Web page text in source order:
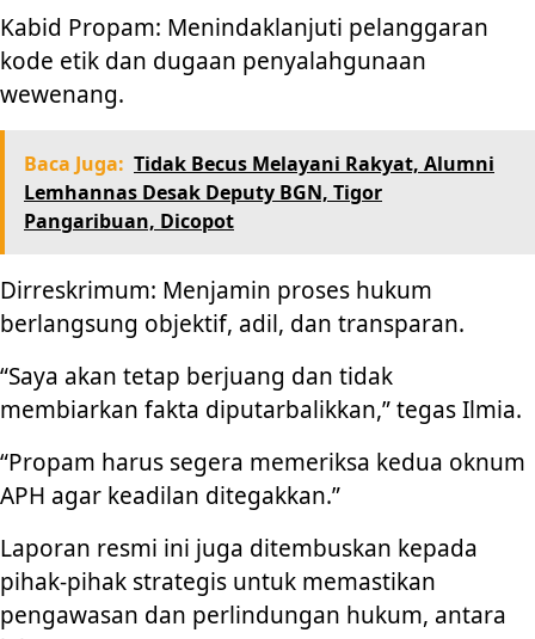
Kabid Propam: Menindaklanjuti pelanggaran
kode etik dan dugaan penyalahgunaan
wewenang.
Baca Juga: Tidak Becus Melayani Rakyat, Alumni
Lemhannas Desak Deputy BGN, Tigor
Pangaribuan, Dicopot
Dirreskrimum: Menjamin proses hukum
berlangsung objektif, adil, dan transparan.
“Saya akan tetap berjuang dan tidak
membiarkan fakta diputarbalikkan,” tegas Ilmia.
“Propam harus segera memeriksa kedua oknum
APH agar keadilan ditegakkan.”
Laporan resmi ini juga ditembuskan kepada
pihak-pihak strategis untuk memastikan
pengawasan dan perlindungan hukum, antara